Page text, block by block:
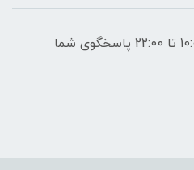
هفت روز هفته ، از ساعت 10:00 تا 22:00 پاسخگوی شما